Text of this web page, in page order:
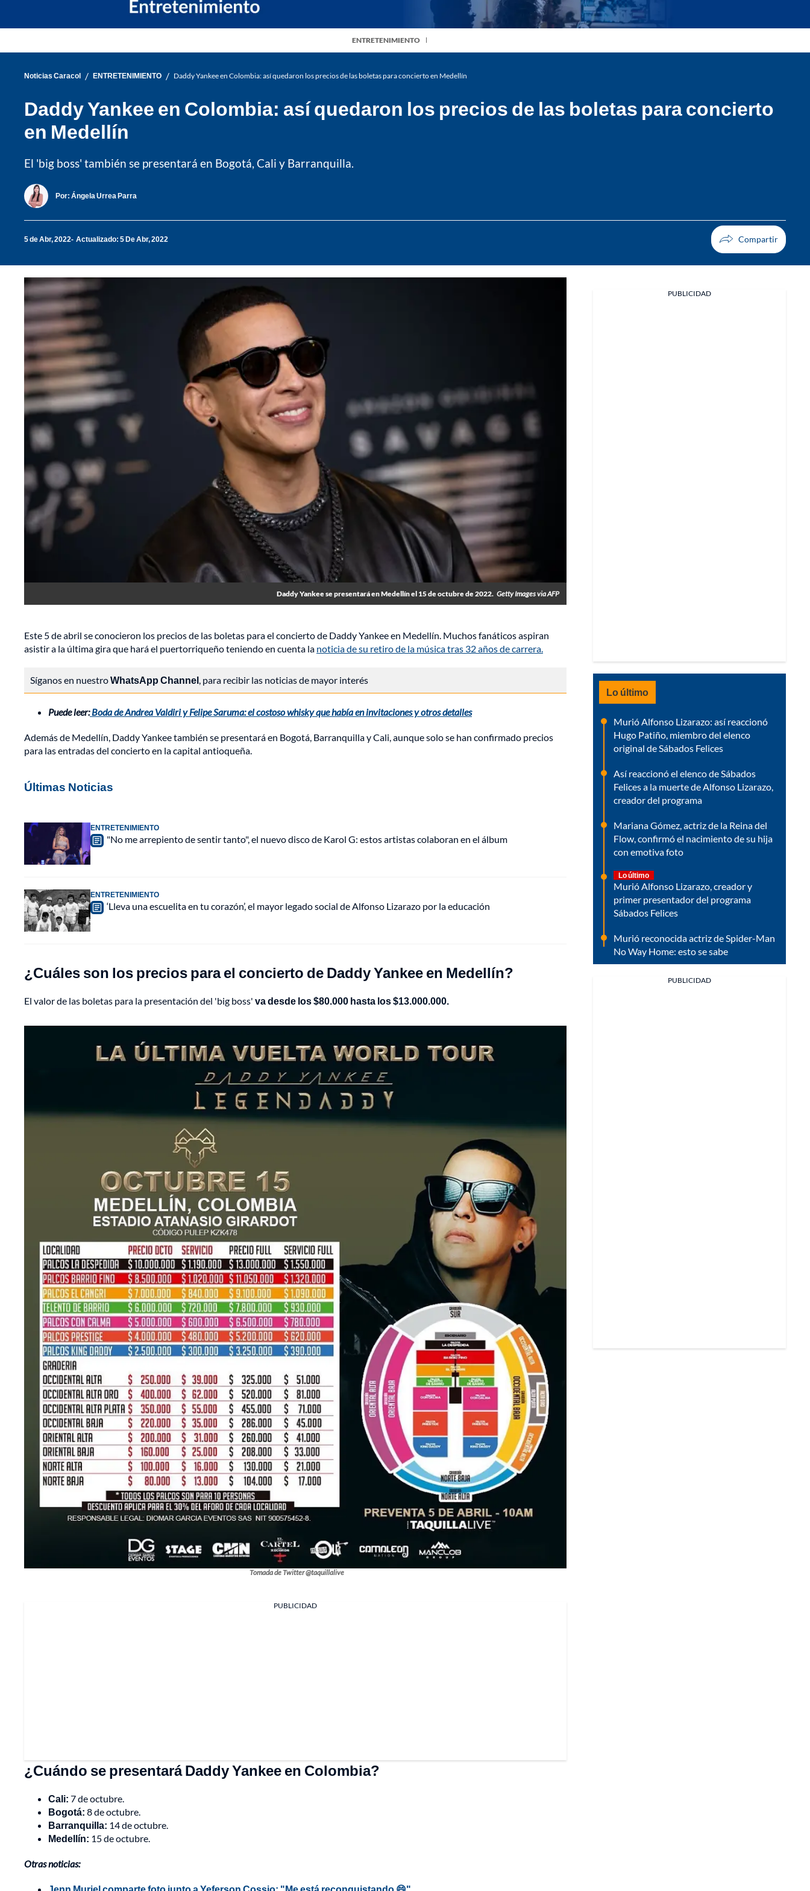
ENTRETENIMIENTO
Noticias Caracol / ENTRETENIMIENTO / Daddy Yankee en Colombia: así quedaron los precios de las boletas para concierto en Medellín
Daddy Yankee en Colombia: así quedaron los precios de las boletas para concierto
en Medellín
El 'big boss' también se presentará en Bogotá, Cali y Barranquilla.
Por: Ángela Urrea Parra
5 de Abr, 2022 Actualizado: 5 De Abr, 2022
Daddy Yankee se presentará en Medellín el 15 de octubre de 2022. Getty Images via AFP
Este 5 de abril se conocieron los precios de las boletas para el concierto de Daddy Yankee en Medellín. Muchos fanáticos aspiran
asistir a la última gira que hará el puertorriqueño teniendo en cuenta la noticia de su retiro de la música tras 32 años de carrera.
Síganos en nuestroWhatsApp Channel, para recibir las noticias de mayor interés
Puede leer:Boda de Andrea Valdiri y Felipe Saruma: el costoso whisky que había en invitaciones y otros detalles
Además de Medellín, Daddy Yankee también se presentará en Bogotá, Barranquilla y Cali, aunque solo se han confirmado precios
para las entradas del concierto en la capital antioqueña.
Últimas Noticias
ENTRETENIMIENTO
"No me arrepiento de sentir tanto", el nuevo disco de Karol G: estos artistas colaboran en el álbum
ENTRETENIMIENTO
‘Lleva una escuelita en tu corazón’, el mayor legado social de Alfonso Lizarazo por la educación
¿Cuáles son los precios para el concierto de Daddy Yankee en Medellín?
El valor de las boletas para la presentación del 'big boss' va desde los $80.000 hasta los $13.000.000.
Tomada de Twitter @taquillalive
PUBLICIDAD
¿Cuándo se presentará Daddy Yankee en Colombia?
Cali: 7 de octubre.
Bogotá: 8 de octubre.
Barranquilla: 14 de octubre.
Medellín: 15 de octubre.
Otras noticias:
PUBLICIDAD
Lo último
Murió Alfonso Lizarazo: así reaccionó
Hugo Patiño, miembro del elenco
original de Sábados Felices
Así reaccionó el elenco de Sábados
Felices a la muerte de Alfonso Lizarazo,
creador del programa
Mariana Gómez, actriz de la Reina del
Flow, confirmó el nacimiento de su hija
con emotiva foto
Lo último
Murió Alfonso Lizarazo, creador y
primer presentador del programa
Sábados Felices
Murió reconocida actriz de Spider-Man
No Way Home: esto se sabe
PUBLICIDAD